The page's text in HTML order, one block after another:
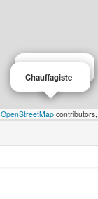
Chauffagiste
OpenStreetMap